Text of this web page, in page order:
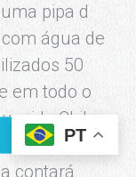
pipa d
água de
50
em todo o
Chile
dos
contará
PT